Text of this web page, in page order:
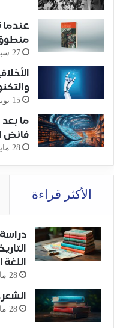
27 سبتمبر، 2025
15 يونيو، 2025
ما
فائض
28 مايو، 2026
الأكثر قراءة
اللغة
28 مايو، 2026
28 مايو، 2026